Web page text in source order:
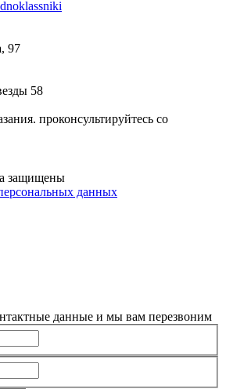
97
58
проконсультируйтесь со
защищены
данных
данные и мы вам перезвоним